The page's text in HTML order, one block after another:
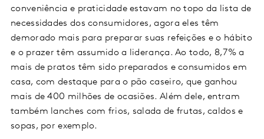
conveniência e praticidade estavam no topo da lista de
necessidades dos consumidores, agora eles têm
demorado mais para preparar suas refeições e o hábito
e o prazer têm assumido a liderança. Ao todo, 8,7% a
mais de pratos têm sido preparados e consumidos em
casa, com destaque para o pão caseiro, que ganhou
mais de 400 milhões de ocasiões. Além dele, entram
também lanches com frios, salada de frutas, caldos e
sopas, por exemplo.